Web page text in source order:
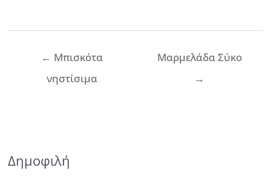
Πλοήγηση
← Μπισκότα
νηστίσιμα
Μαρμελάδα Σύκο
→
Δημοφιλή